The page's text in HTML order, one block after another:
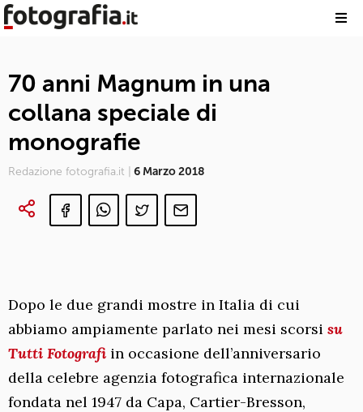
70 anni Magnum in una
collana speciale di
monografie
Redazione fotografia.it | 6 Marzo 2018
Dopo le due grandi mostre in Italia di cui
abbiamo ampiamente parlato nei mesi scorsi su
Tutti Fotografi in occasione dell’anniversario
della celebre agenzia fotografica internazionale
fondata nel 1947 da Capa, Cartier-Bresson,